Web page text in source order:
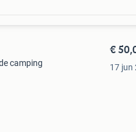
camping
€
17 jun